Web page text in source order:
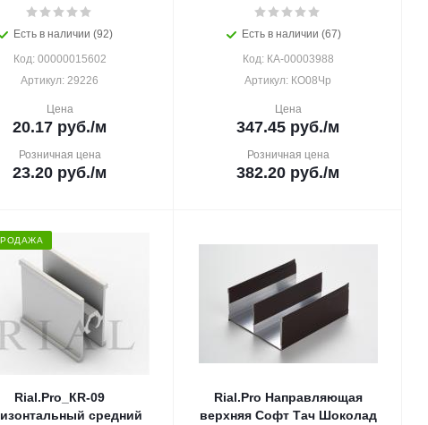
Есть в наличии (92)
Код: 00000015602
Артикул: 29226
Цена
20.17 руб./м
Розничная цена
23.20 руб./м
Есть в наличии (67)
Код: КА-00003988
Артикул: КО08Чр
Цена
347.45 руб./м
Розничная цена
382.20 руб./м
Rial.Pro_КR-09
средний
Rial.Pro Направляющая
верхняя Софт Тач Шоколад